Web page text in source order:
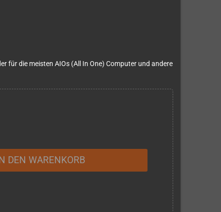
für die meisten AIOs (All In One) Computer und andere
DEN WARENKORB